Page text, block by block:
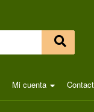
Mi cuenta